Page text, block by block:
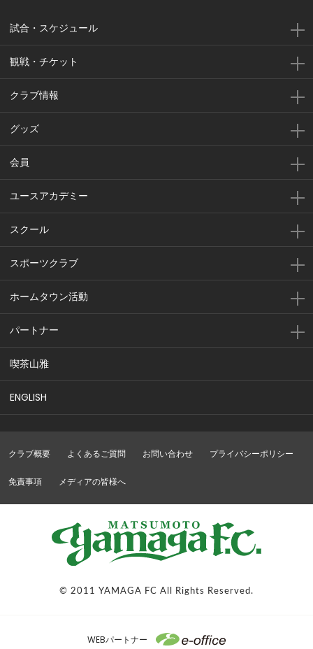
試合・スケジュール
観戦・チケット
クラブ情報
グッズ
会員
ユースアカデミー
スクール
スポーツクラブ
ホームタウン活動
パートナー
喫茶山雅
ENGLISH
クラブ概要 よくあるご質問 お問い合わせ プライバシーポリシー
免責事項 メディアの皆様へ
© 2011 YAMAGA FC All Rights Reserved.
WEBパートナー